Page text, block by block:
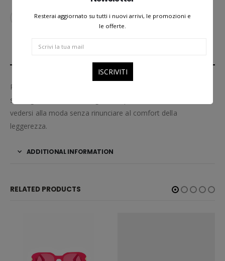
AGGIUNGI ALLA LISTA DEI DESIDERI
Realizzato in metallo comodo, leggero, dalla forma
stravagante dal carattere grintoso per la donna che ama
vedersi alla moda senza rinunciare al comfort della
leggerezza.
ADDITIONAL INFORMATION
RELATED PRODUCTS
Resterai aggiornato su tutti i nuovi arrivi, le promozioni e
le offerte.